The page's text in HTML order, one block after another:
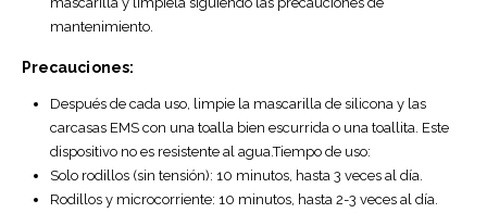
mantenimiento.
Precauciones:
Después de cada uso, limpie la mascarilla de silicona y las
carcasas EMS con una toalla bien escurrida o una toallita. Este
dispositivo no es resistente al agua.Tiempo de uso:
Solo rodillos (sin tensión): 10 minutos, hasta 3 veces al día.
Rodillos y microcorriente: 10 minutos, hasta 2-3 veces al día.